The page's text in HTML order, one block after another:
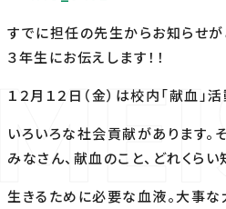
すでに担任の先生からお知らせ
３年生にお伝えします！！
１２月１２日（金）は校内「献血」
いろいろな社会貢献があります。
みなさん、献血のこと、どれくらい
生きるために必要な血液。大事な